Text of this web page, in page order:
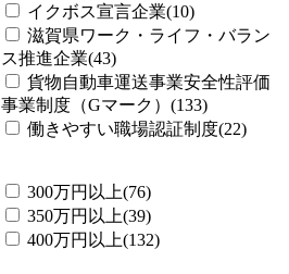
イクボス宣言企業(10)
滋賀県ワーク・ライフ・バラン
ス推進企業(43)
貨物自動車運送事業安全性評価
事業制度（Gマーク）(133)
働きやすい職場認証制度(22)
300万円以上(76)
350万円以上(39)
400万円以上(132)